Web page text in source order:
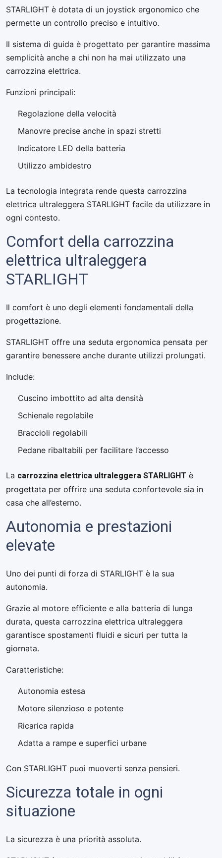
STARLIGHT è dotata di un joystick ergonomico che
permette un controllo preciso e intuitivo.
Il sistema di guida è progettato per garantire massima
semplicità anche a chi non ha mai utilizzato una
carrozzina elettrica.
Funzioni principali:
Regolazione della velocità
Manovre precise anche in spazi stretti
Indicatore LED della batteria
Utilizzo ambidestro
La tecnologia integrata rende questa carrozzina
elettrica ultraleggera STARLIGHT facile da utilizzare in
ogni contesto.
Comfort della carrozzina
elettrica ultraleggera
STARLIGHT
Il comfort è uno degli elementi fondamentali della
progettazione.
STARLIGHT offre una seduta ergonomica pensata per
garantire benessere anche durante utilizzi prolungati.
Include:
Cuscino imbottito ad alta densità
Schienale regolabile
Braccioli regolabili
Pedane ribaltabili per facilitare l’accesso
La carrozzina elettrica ultraleggera STARLIGHT è
progettata per offrire una seduta confortevole sia in
casa che all’esterno.
Autonomia e prestazioni
elevate
Uno dei punti di forza di STARLIGHT è la sua
autonomia.
Grazie al motore efficiente e alla batteria di lunga
durata, questa carrozzina elettrica ultraleggera
garantisce spostamenti fluidi e sicuri per tutta la
giornata.
Caratteristiche:
Autonomia estesa
Motore silenzioso e potente
Ricarica rapida
Adatta a rampe e superfici urbane
Con STARLIGHT puoi muoverti senza pensieri.
Sicurezza totale in ogni
situazione
La sicurezza è una priorità assoluta.